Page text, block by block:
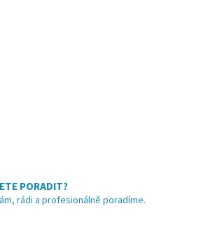
PORADIT?
rádi a profesionálně poradíme.